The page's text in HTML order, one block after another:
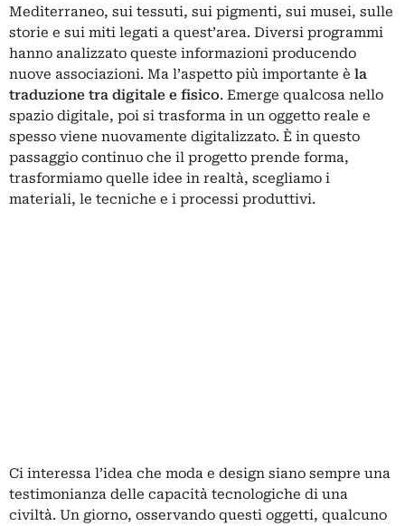
Mediterraneo, sui tessuti, sui pigmenti, sui musei, sulle
storie e sui miti legati a quest’area. Diversi programmi
hanno analizzato queste informazioni producendo
nuove associazioni. Ma l’aspetto più importante è la
traduzione tra digitale e fisico. Emerge qualcosa nello
spazio digitale, poi si trasforma in un oggetto reale e
spesso viene nuovamente digitalizzato. È in questo
passaggio continuo che il progetto prende forma,
trasformiamo quelle idee in realtà, scegliamo i
materiali, le tecniche e i processi produttivi.
Ci interessa l’idea che moda e design siano sempre una
testimonianza delle capacità tecnologiche di una
civiltà. Un giorno, osservando questi oggetti, qualcuno